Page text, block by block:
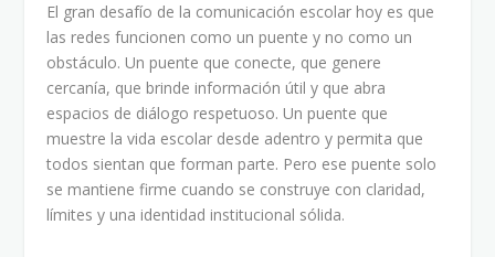
El gran desafío de la comunicación escolar hoy es que
las redes funcionen como un puente y no como un
obstáculo. Un puente que conecte, que genere
cercanía, que brinde información útil y que abra
espacios de diálogo respetuoso. Un puente que
muestre la vida escolar desde adentro y permita que
todos sientan que forman parte. Pero ese puente solo
se mantiene firme cuando se construye con claridad,
límites y una identidad institucional sólida.